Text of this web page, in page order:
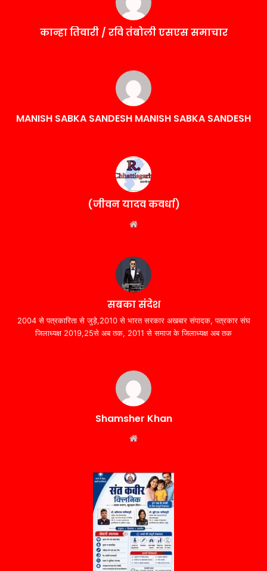
कान्हा तिवारी / रवि तंबोली एसएस समाचार
MANISH SABKA SANDESH MANISH SABKA SANDESH
(जीवन यादव कवर्धा)
सबका संदेश
2004 से पत्रकारिता से जुड़े,2010 से भारत सरकार अखबार संपादक, पत्रकार संघ
जिलाध्यक्ष 2019,25से अब तक, 2011 से समाज के जिलाध्यक्ष अब तक
Shamsher Khan